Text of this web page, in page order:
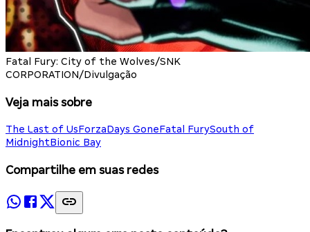
Fatal Fury: City of the Wolves/SNK
CORPORATION/Divulgação
Veja mais sobre
The Last of UsForzaDays GoneFatal FurySouth of
MidnightBionic Bay
Compartilhe em suas redes